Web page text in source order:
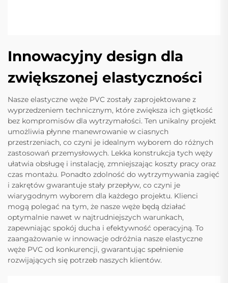
Innowacyjny design dla
zwiększonej elastyczności
Nasze elastyczne węże PVC zostały zaprojektowane z
wyprzedzeniem technicznym, które zwiększa ich giętkość
bez kompromisów dla wytrzymałości. Ten unikalny projekt
umożliwia płynne manewrowanie w ciasnych
przestrzeniach, co czyni je idealnym wyborem do różnych
zastosowań przemysłowych. Lekka konstrukcja tych węży
ułatwia obsługę i instalację, zmniejszając koszty pracy oraz
czas montażu. Ponadto zdolność do wytrzymywania zagięć
i zakrętów gwarantuje stały przepływ, co czyni je
wiarygodnym wyborem dla każdego projektu. Klienci
mogą polegać na tym, że nasze węże będą działać
optymalnie nawet w najtrudniejszych warunkach,
zapewniając spokój ducha i efektywność operacyjną. To
zaangażowanie w innowacje odróżnia nasze elastyczne
węże PVC od konkurencji, gwarantując spełnienie
rozwijających się potrzeb naszych klientów.